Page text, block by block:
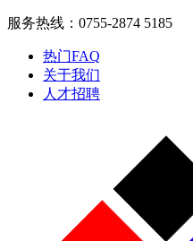
服务热线：0755-2874 5185
热门FAQ
关于我们
人才招聘